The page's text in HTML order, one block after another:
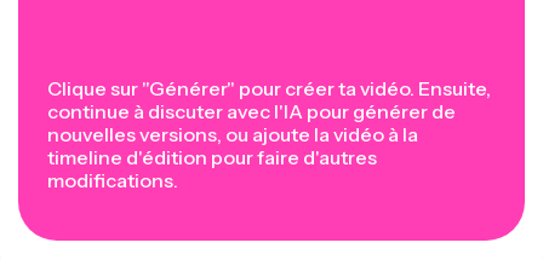
Clique sur "Générer" pour créer ta vidéo. Ensuite,
continue à discuter avec l'IA pour générer de
nouvelles versions, ou ajoute la vidéo à la
timeline d'édition pour faire d'autres
modifications.